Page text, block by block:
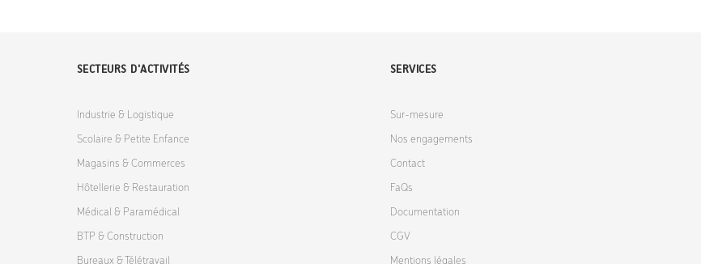
SECTEURS D'ACTIVITÉS
Industrie & Logistique
Scolaire & Petite Enfance
Magasins & Commerces
Hôtellerie & Restauration
Médical & Paramédical
BTP & Construction
Bureaux & Télétravail
SERVICES
Sur-mesure
Nos engagements
Contact
FaQs
Documentation
CGV
Mentions légales